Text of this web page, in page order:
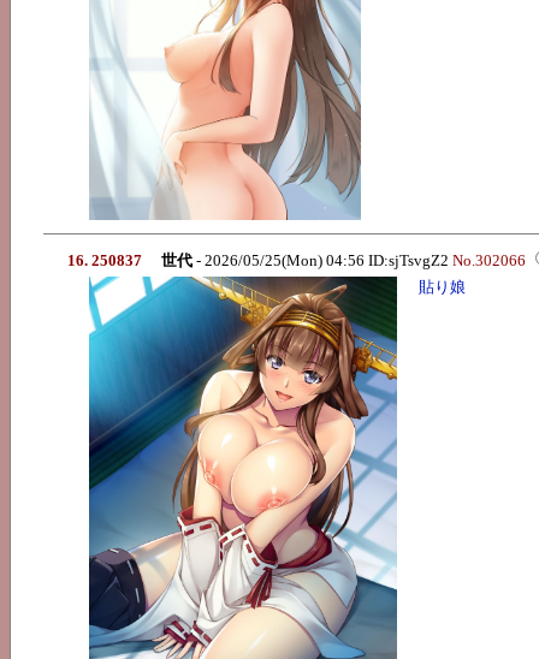
16. 250837 世代 - 2026/05/25(Mon) 04:56 ID:sjTsvgZ2 No.302066
貼り娘